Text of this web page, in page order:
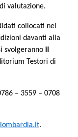
valutazione.
collocati nei
davanti alla
svolgeranno il
Testori di
– 3559 – 0708
.